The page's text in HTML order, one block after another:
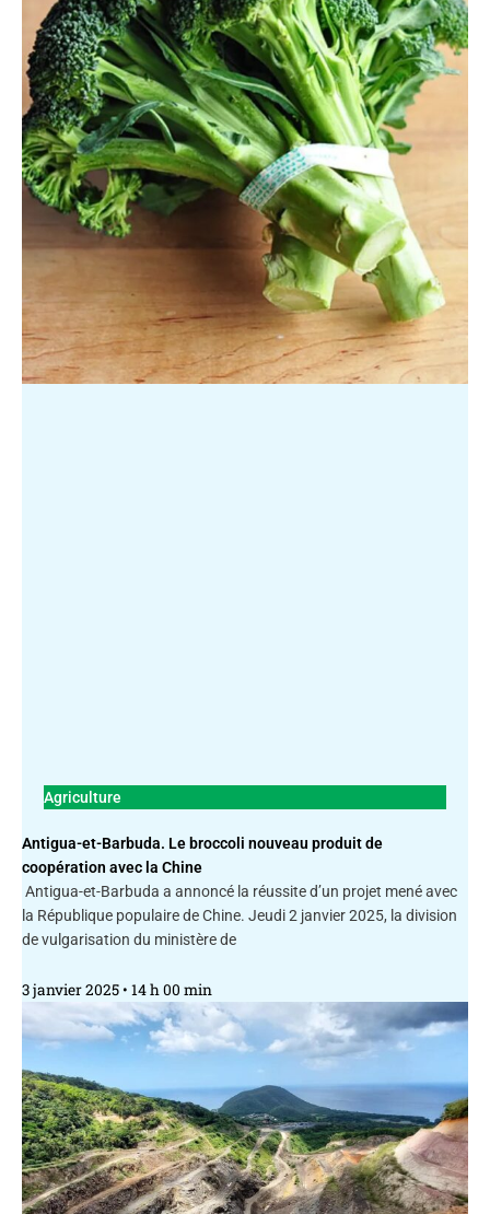
Agriculture
Antigua-et-Barbuda. Le broccoli nouveau produit de
coopération avec la Chine
Antigua-et-Barbuda a annoncé la réussite d’un projet mené avec
la République populaire de Chine. Jeudi 2 janvier 2025, la division
de vulgarisation du ministère de
3 janvier 2025 14 h 00 min